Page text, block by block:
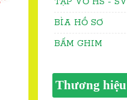
BÌA HỒ SƠ
BẤM GHIM
Thương hiệu